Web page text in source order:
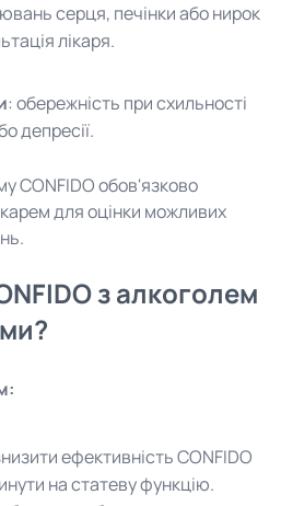
серця, печінки або нирок
лікаря.
: обережність при схильності
депресії.
CONFIDO обов'язково
для оцінки можливих
з алкоголем
ефективність CONFIDO
на статеву функцію.